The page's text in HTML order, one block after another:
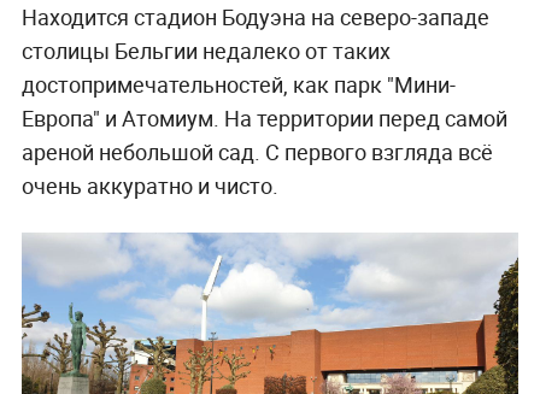
Находится стадион Бодуэна на северо-западе
столицы Бельгии недалеко от таких
достопримечательностей, как парк "Мини-
Европа" и Атомиум. На территории перед самой
ареной небольшой сад. С первого взгляда всё
очень аккуратно и чисто.